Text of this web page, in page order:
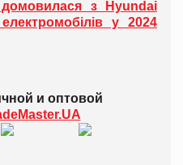
з Hyundai
у 2024
и оптовой